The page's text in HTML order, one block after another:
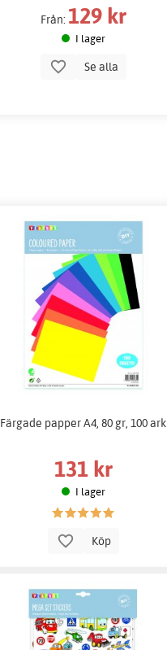
Från: 129 kr
I lager
Se alla
Färgade papper A4, 80 gr, 100 ark
131 kr
I lager
Köp